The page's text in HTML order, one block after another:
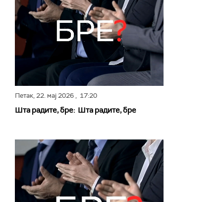
Петак,22. мај 2026, 17:20
Шта радите, бре: Шта радите, бре